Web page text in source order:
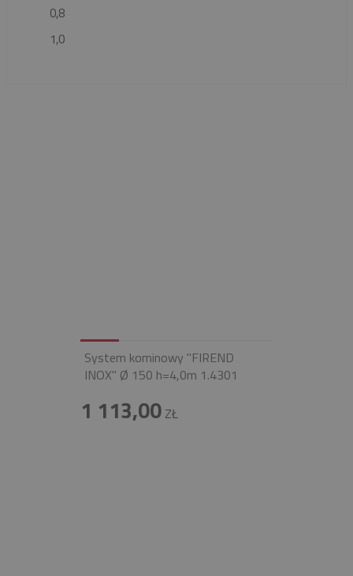
0,8
1,0
System kominowy "FIREND
INOX" Ø 150 h=4,0m 1.4301
1 113,00ZŁ